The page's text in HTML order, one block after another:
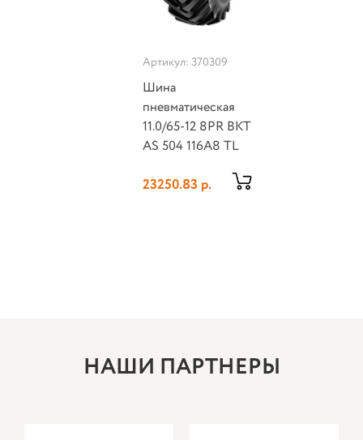
Артикул: 370309
Шина
пневматическая
11.0/65-12 8PR BKT
AS 504 116A8 TL
23250.83 р.
НАШИ ПАРТНЕРЫ